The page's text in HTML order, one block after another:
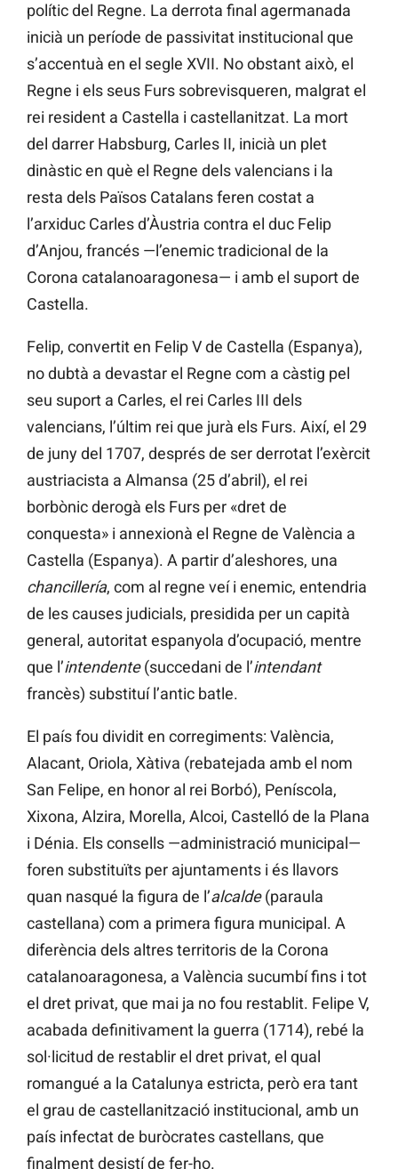
polític del Regne. La derrota final agermanada
inicià un període de passivitat institucional que
s’accentuà en el segle XVII. No obstant això, el
Regne i els seus Furs sobrevisqueren, malgrat el
rei resident a Castella i castellanitzat. La mort
del darrer Habsburg, Carles II, inicià un plet
dinàstic en què el Regne dels valencians i la
resta dels Països Catalans feren costat a
l’arxiduc Carles d’Àustria contra el duc Felip
d’Anjou, francés —l’enemic tradicional de la
Corona catalanoaragonesa— i amb el suport de
Castella.
Felip, convertit en Felip V de Castella (Espanya),
no dubtà a devastar el Regne com a càstig pel
seu suport a Carles, el rei Carles III dels
valencians, l’últim rei que jurà els Furs. Així, el 29
de juny del 1707, després de ser derrotat l’exèrcit
austriacista a Almansa (25 d’abril), el rei
borbònic derogà els Furs per «dret de
conquesta» i annexionà el Regne de València a
Castella (Espanya). A partir d’aleshores, una
chancillería, com al regne veí i enemic, entendria
de les causes judicials, presidida per un capità
general, autoritat espanyola d’ocupació, mentre
que l’intendente(succedani de l’intendant
francès) substituí l’antic batle.
El país fou dividit en corregiments: València,
Alacant, Oriola, Xàtiva (rebatejada amb el nom
San Felipe, en honor al rei Borbó), Peníscola,
Xixona, Alzira, Morella, Alcoi, Castelló de la Plana
i Dénia. Els consells —administració municipal—
foren substituïts per ajuntaments i és llavors
quan nasqué la figura de l’alcalde(paraula
castellana) com a primera figura municipal. A
diferència dels altres territoris de la Corona
catalanoaragonesa, a València sucumbí fins i tot
el dret privat, que mai ja no fou restablit. Felipe V,
acabada definitivament la guerra (1714), rebé la
sol·licitud de restablir el dret privat, el qual
romangué a la Catalunya estricta, però era tant
el grau de castellanització institucional, amb un
país infectat de buròcrates castellans, que
finalment desistí de fer-ho.